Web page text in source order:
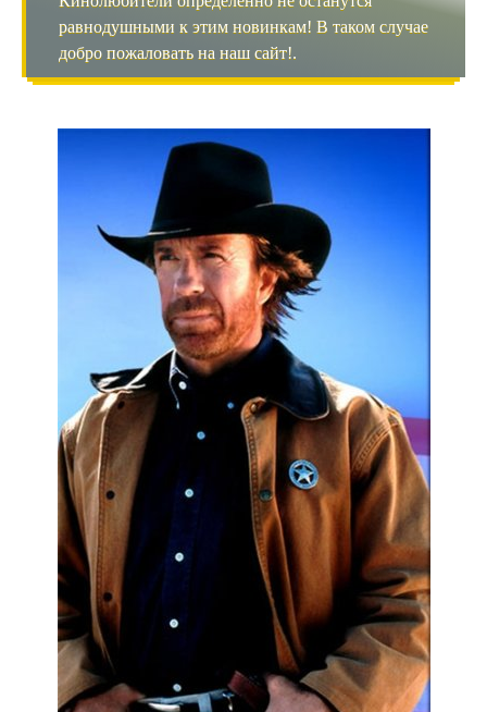
равнодушными к этим новинкам! В таком случае
добро пожаловать на наш сайт!.